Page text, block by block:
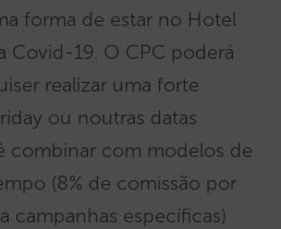
forma de estar no Hotel
Covid-19. O CPC poderá
realizar uma forte
ou noutras datas
combinar com modelos de
(8% de comissão por
campanhas específicas)